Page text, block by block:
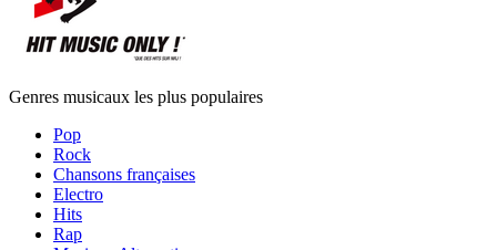
Genres musicaux les plus populaires
Pop
Rock
Chansons françaises
Electro
Hits
Rap